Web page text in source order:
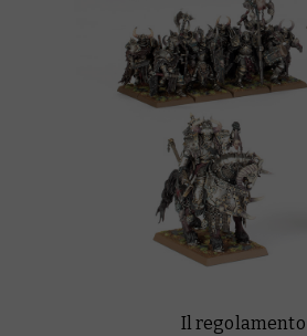
Il